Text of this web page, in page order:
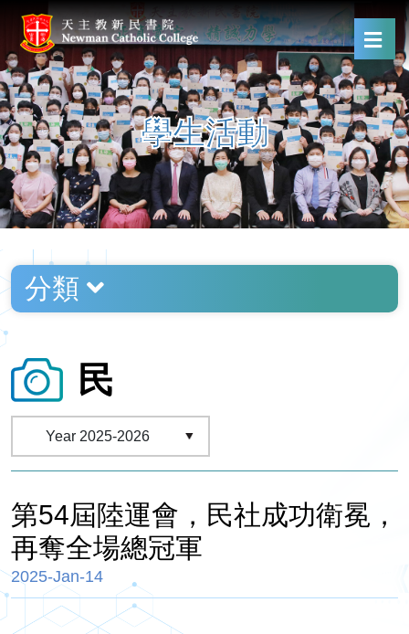
學生活動
分類
民
第54屆陸運會，民社成功衛冕，
再奪全場總冠軍
2025-Jan-14